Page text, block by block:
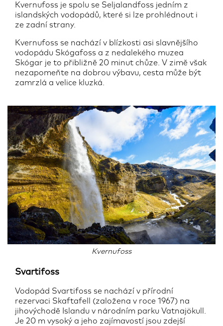
Kvernufoss je spolu se Seljalandfoss jedním z
islandských vodopádů, které si lze prohlédnout i
ze zadní strany.
Kvernufoss se nachází v blízkosti asi slavnějšího
vodopádu Skógafoss a z nedalekého muzea
Skógar je to přibližně 20 minut chůze. V zimě však
nezapomeňte na dobrou výbavu, cesta může být
zamrzlá a velice kluzká.
Kvernufoss
Svartifoss
Vodopád Svartifoss se nachází v přírodní
rezervaci Skaftafell (založena v roce 1967) na
jihovýchodě Islandu v národním parku Vatnajökull.
Je 20 m vysoký a jeho zajímavostí jsou zdejší